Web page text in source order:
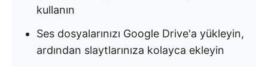
kullanın
Ses dosyalarınızı Google Drive'a yükleyin,
ardından slaytlarınıza kolayca ekleyin